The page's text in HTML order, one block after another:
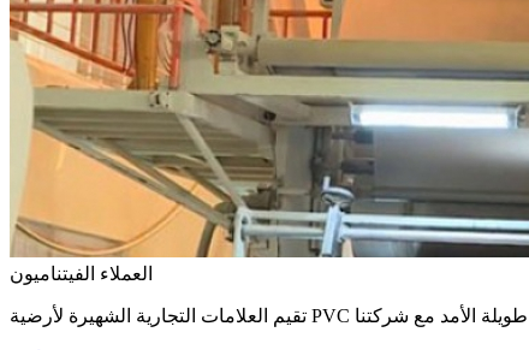
العملاء الفيتناميون